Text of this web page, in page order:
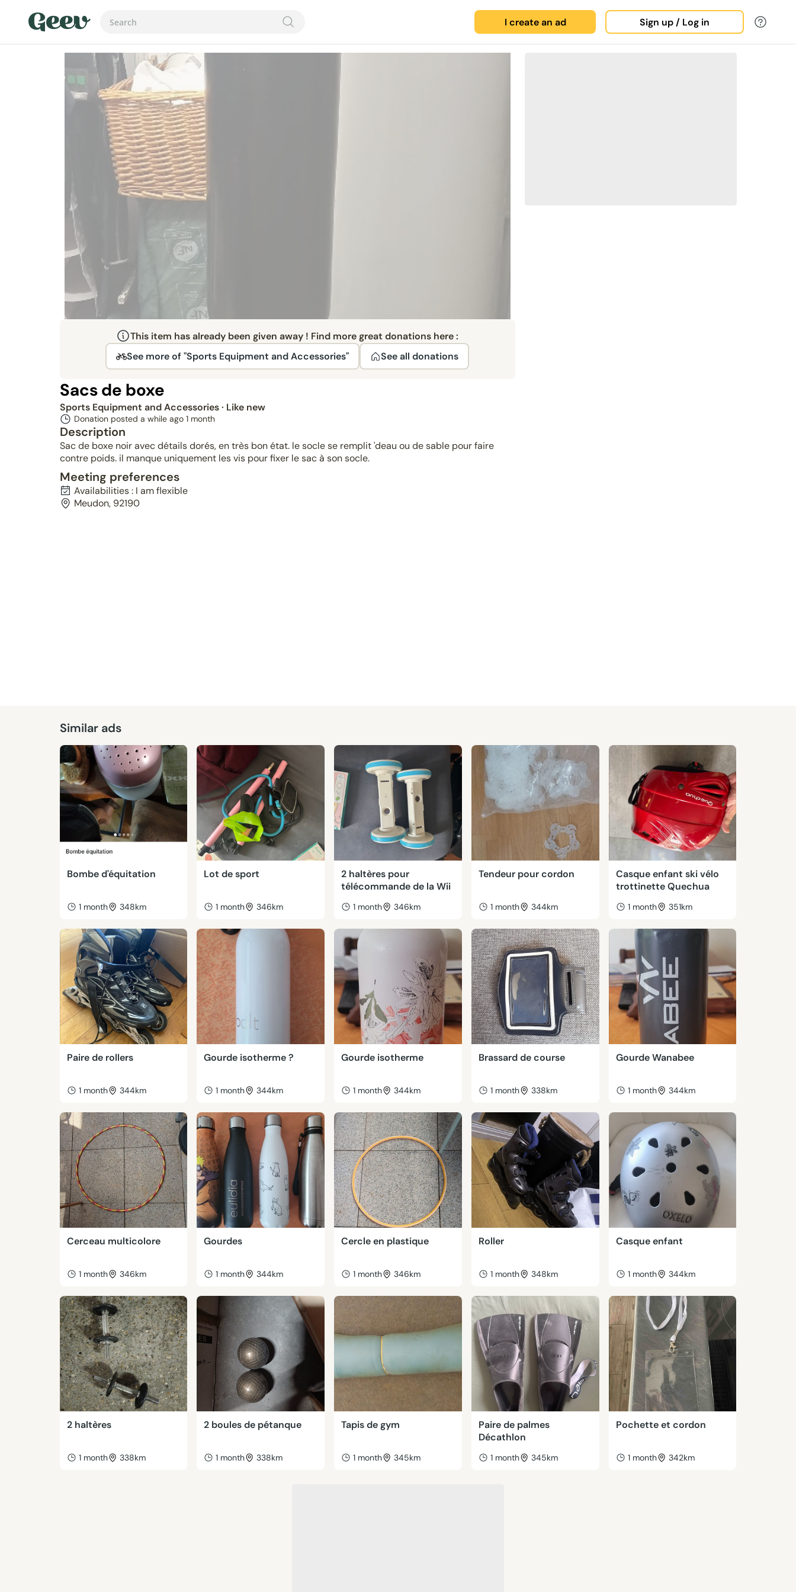
I create an ad Sign up / Log in
This item has already been given away ! Find more great donations here :
See more of "Sports Equipment and Accessories"
See all donations
Sacs de boxe
Sports Equipment and Accessories· Like new
Donation posted a while ago 1 month
Description
Sac de boxe noir avec détails dorés, en très bon état. le socle se remplit 'deau ou de sable pour faire
contre poids. il manque uniquement les vis pour fixer le sac à son socle.
Meeting preferences
Availabilities : I am flexible
Meudon, 92190
Similar ads
Bombe d'équitation
1 month 348km
Lot de sport
1 month 346km
2 haltères pour
télécommande de la Wii
1 month 346km
Tendeur pour cordon
1 month 344km
Casque enfant ski vélo
trottinette Quechua
1 month 351km
Paire de rollers
1 month 344km
Gourde isotherme ?
1 month 344km
Gourde isotherme
1 month 344km
Brassard de course
1 month 338km
Gourde Wanabee
1 month 344km
Cerceau multicolore
1 month 346km
Gourdes
1 month 344km
Cercle en plastique
1 month 346km
Roller
1 month 348km
Casque enfant
1 month 344km
2 haltères
1 month 338km
2 boules de pétanque
1 month 338km
Tapis de gym
1 month 345km
Paire de palmes
Décathlon
1 month 345km
Pochette et cordon
1 month 342km